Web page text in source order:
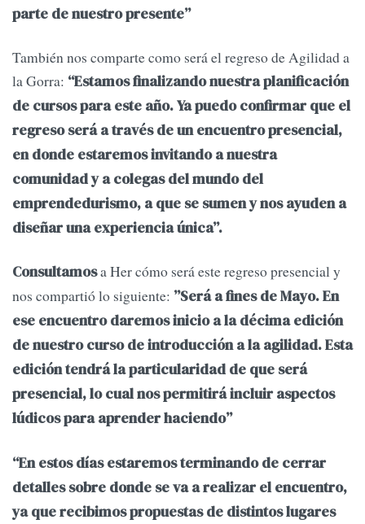
parte de nuestro presente”
También nos comparte como será el regreso de Agilidad a
la Gorra: “Estamos finalizando nuestra planificación
de cursos para este año. Ya puedo confirmar que el
regreso será a través de un encuentro presencial,
en donde estaremos invitando a nuestra
comunidad y a colegas del mundo del
emprendedurismo, a que se sumen y nos ayuden a
diseñar una experiencia única”.
Consultamosa Her cómo será este regreso presencial y
nos compartió lo siguiente: ”Será a fines de Mayo. En
ese encuentro daremos inicio a la décima edición
de nuestro curso de introducción a la agilidad. Esta
edición tendrá la particularidad de que será
presencial, lo cual nos permitirá incluir aspectos
lúdicos para aprender haciendo”
“En estos días estaremos terminando de cerrar
detalles sobre donde se va a realizar el encuentro,
ya que recibimos propuestas de distintos lugares